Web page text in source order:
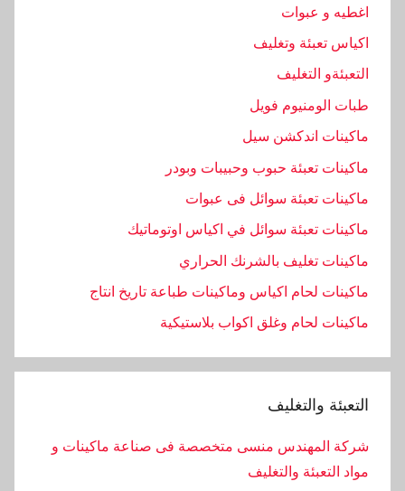
اغطيه و عبوات
اكياس تعبئة وتغليف
التعبئةو التغليف
طبات الومنيوم فويل
ماكينات اندكشن سيل
ماكينات تعبئة حبوب وحبيبات وبودر
ماكينات تعبئة سوائل فى عبوات
ماكينات تعبئة سوائل في اكياس اوتوماتيك
ماكينات تغليف بالشرنك الحراري
ماكينات لحام اكياس وماكينات طباعة تاريخ انتاج
ماكينات لحام وغلق اكواب بلاستيكية
التعبئة والتغليف
شركة المهندس منسى متخصصة فى صناعة ماكينات و
مواد التعبئة والتغليف